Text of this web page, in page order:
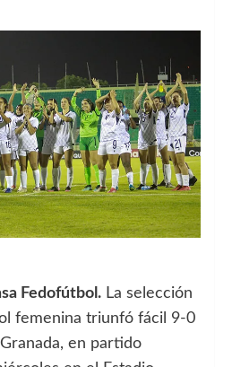
Fedofútbol. La selección
femenina triunfó fácil 9-0
en partido